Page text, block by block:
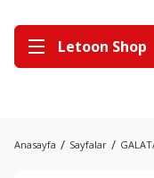
Letoon Shop
Anasayfa Sayfalar